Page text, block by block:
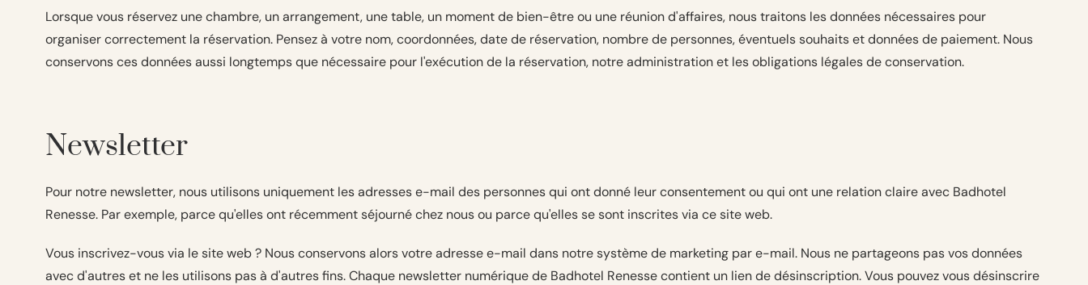
Lorsque vous réservez une chambre, un arrangement, une table, un moment de bien-être ou une réunion d'affaires, nous traitons les données nécessaires pour
organiser correctement la réservation. Pensez à votre nom, coordonnées, date de réservation, nombre de personnes, éventuels souhaits et données de paiement. Nous
conservons ces données aussi longtemps que nécessaire pour l'exécution de la réservation, notre administration et les obligations légales de conservation.
Newsletter
Pour notre newsletter, nous utilisons uniquement les adresses e-mail des personnes qui ont donné leur consentement ou qui ont une relation claire avec Badhotel
Renesse. Par exemple, parce qu'elles ont récemment séjourné chez nous ou parce qu'elles se sont inscrites via ce site web.
Vous inscrivez-vous via le site web ? Nous conservons alors votre adresse e-mail dans notre système de marketing par e-mail. Nous ne partageons pas vos données
avec d'autres et ne les utilisons pas à d'autres fins. Chaque newsletter numérique de Badhotel Renesse contient un lien de désinscription. Vous pouvez vous désinscrire